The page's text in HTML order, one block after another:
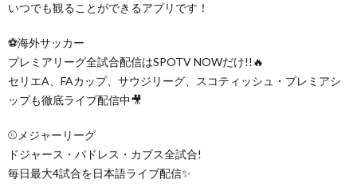
いつでも観ることができるアプリです！
⚽️海外サッカー
プレミアリーグ全試合配信はSPOTV NOWだけ!!🔥
セリエA、FAカップ、サウジリーグ、スコティッシュ・プレミアシ
ップも徹底ライブ配信中🎥
⚾️メジャーリーグ
ドジャース・パドレス・カブス全試合!
毎日最大4試合を日本語ライブ配信✨